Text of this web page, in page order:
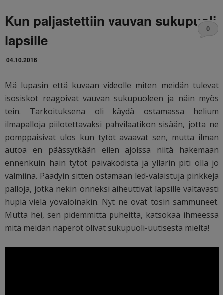
Kun paljastettiin vauvan sukupuoli
lapsille
04.10.2016
0
Mä lupasin että kuvaan videolle miten meidän tulevat
isosiskot reagoivat vauvan sukupuoleen ja näin myös
tein. Tarkoituksena oli käydä ostamassa helium
ilmapalloja piilotettavaksi pahvilaatikon sisään, jotta ne
pomppaisivat ulos kun tytöt avaavat sen, mutta ilman
autoa en päässytkään eilen ajoissa niitä hakemaan
ennenkuin hain tytöt päiväkodista ja yllärin piti olla jo
valmiina. Päädyin sitten ostamaan led-valaistuja pinkkejä
palloja, jotka nekin onneksi aiheuttivat lapsille valtavasti
hupia vielä yövaloinakin. Nyt ne ovat tosin sammuneet.
Mutta hei, sen pidemmittä puheitta, katsokaa ihmeessä
mitä meidän naperot olivat sukupuoli-uutisesta mieltä!